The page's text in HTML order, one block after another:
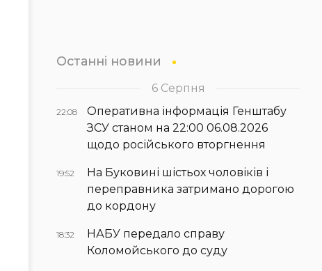
Останні новини
6 Серпня
22:08
Оперативна інформація Генштабу
ЗСУ станом на 22:00 06.08.2026
щодо російського вторгнення
19:52
На Буковині шістьох чоловіків і
переправника затримано дорогою
до кордону
18:32
НАБУ передало справу
Коломойського до суду